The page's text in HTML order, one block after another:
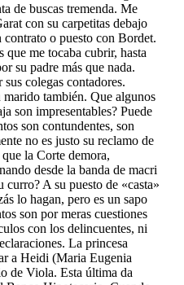
de buscas tremenda. Me
con su carpetitas debajo
o puesto con Bordet.
que me tocaba cubrir, hasta
su padre más que nada.
colegas contadores.
marido también. Que algunos
son impresentables? Puede
son contundentes, son
no es justo su reclamo de
la Corte demora,
desde la banda de macri
curro? A su puesto de «casta»
lo hagan, pero es un sapo
son por meras cuestiones
con los delincuentes, ni
La princesa
a Heidi (Maria Eugenia
de Viola. Esta última da